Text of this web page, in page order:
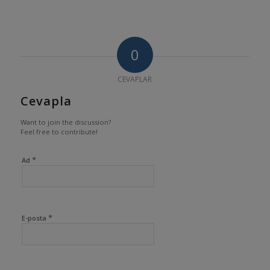
0
CEVAPLAR
Cevapla
Want to join the discussion?
Feel free to contribute!
Ad *
E-posta *